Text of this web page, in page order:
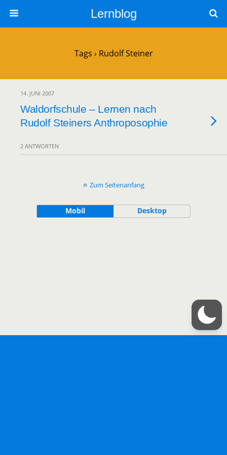
Lernblog
Tags › Rudolf Steiner
14. JUNI 2007
Waldorfschule – Lernen nach
Rudolf Steiners Anthroposophie
2 ANTWORTEN
Zum Seitenanfang
Mobil Desktop